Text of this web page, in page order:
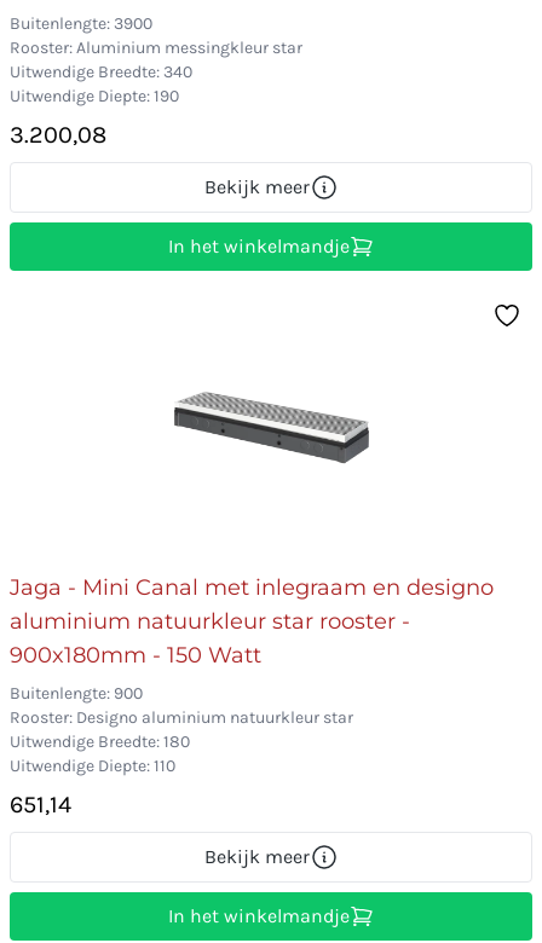
Buitenlengte: 3900
Rooster: Aluminium messingkleur star
Uitwendige Breedte: 340
Uitwendige Diepte: 190
3.200,08
Bekijk meer
In het winkelmandje
Jaga - Mini Canal met inlegraam en designo
aluminium natuurkleur star rooster -
900x180mm - 150 Watt
Buitenlengte: 900
Rooster: Designo aluminium natuurkleur star
Uitwendige Breedte: 180
Uitwendige Diepte: 110
651,14
Bekijk meer
In het winkelmandje